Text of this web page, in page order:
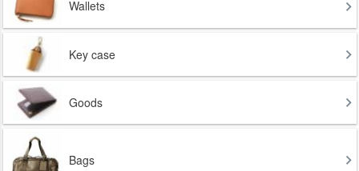
Wallets
Key case
Goods
Bags